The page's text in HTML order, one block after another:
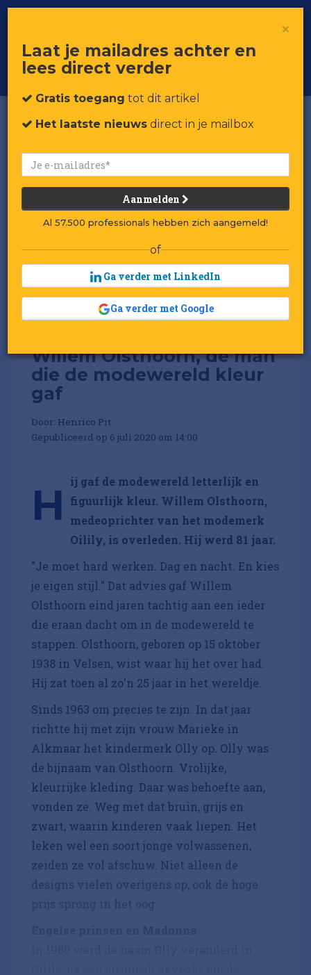
Voor professionals in retail & brands
Toggle
Willem Olsthoorn, de man
die de modewereld kleur
gaf
Door: Henrico Pit
Gepubliceerd op 6 juli 2020 om 14:00
H
ij gaf de modewereld letterlijk en
figuurlijk kleur. Willem Olsthoorn,
medeoprichter van het modemerk
Oilily, is overleden. Hij werd 81 jaar.
"Je moet hard werken. Dag en nacht. En kies
je eigen stijl." Dat advies gaf Willem
Olsthoorn eind jaren tachtig aan een ieder
die eraan dacht om in de modewereld te
stappen. Olsthoorn, geboren op 15 oktober
1938 in Velsen, wist waar hij het over had.
Hij zat toen al zo'n 25 jaar in het wereldje.
Sinds 1963 om precies te zijn. In dat jaar
richtte hij met zijn vrouw Marieke in
Alkmaar het kindermerk Olly op. Olly was
de bijnaam van Olsthoorn. Vrolijke,
kleurrijke kleding. Daar was behoefte aan,
vonden ze. Weg met dat bruin, grijs en
zwart, waarin kinderen vaak liepen. Het
leken wel een soort jonge volwassenen,
zeiden ze vol afschuw. Niet alleen de
designs vielen overigens op, ook de hoge
prijs sprong in het oog.
×
Laat je mailadres achter en
lees direct verder
Gratis toegang tot dit artikel
Het laatste nieuws direct in je mailbox
Aanmelden
Al 57.500 professionals hebben zich aangemeld!
of
Ga verder met LinkedIn
Ga verder met Google